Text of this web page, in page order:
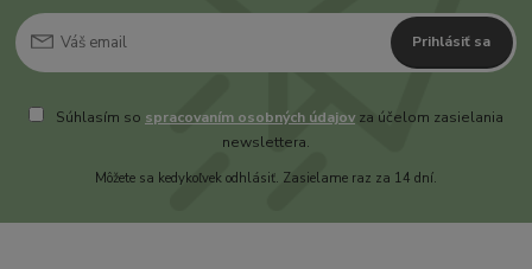
Prihlásiť sa
Súhlasím so spracovaním osobných údajovza účelom zasielania
newslettera.
Môžete sa kedykoľvek odhlásiť. Zasielame raz za 14 dní.